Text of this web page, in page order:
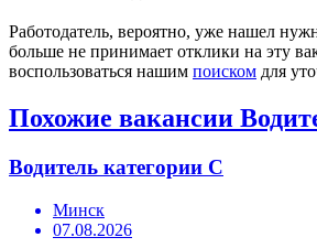
Работодатель, вероятно, уже нашел
больше не принимает отклики на эту
воспользоваться нашим поиском для
Похожие вакансии
Водитель категории С
Минск
07.08.2026